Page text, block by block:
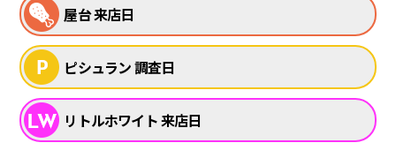
屋台 来店日
ピシュラン 調査日
リトルホワイト 来店日